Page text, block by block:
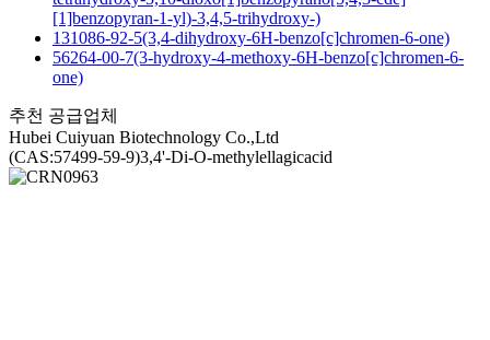
[1]benzopyran-1-yl)-3,4,5-trihydroxy-)
131086-92-5(3,4-dihydroxy-6H-benzo[c]chromen-6-one)
56264-00-7(3-hydroxy-4-methoxy-6H-benzo[c]chromen-6-
one)
추천 공급업체
Hubei Cuiyuan Biotechnology Co.,Ltd
(CAS:57499-59-9)3,4'-Di-O-methylellagicacid